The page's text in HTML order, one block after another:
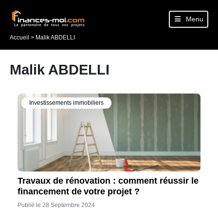
Menu
Accueil > Malik ABDELLI
Malik ABDELLI
Investissements immobiliers
Travaux de rénovation : comment réussir le
financement de votre projet ?
Publié le 28 Septembre 2024